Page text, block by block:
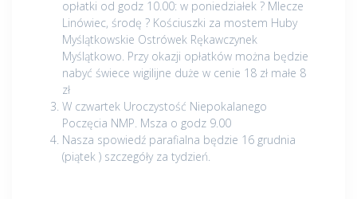
opłatki od godz 10.00: w poniedziałek ? Mlecze
Linówiec, środę ? Kościuszki za mostem Huby
Myślątkowskie Ostrówek Rękawczynek
Myślątkowo. Przy okazji opłatków można będzie
nabyć świece wigilijne duże w cenie 18 zł małe 8
zł
W czwartek Uroczystość Niepokalanego
Poczęcia NMP. Msza o godz 9.00
Nasza spowiedź parafialna będzie 16 grudnia
(piątek ) szczegóły za tydzień.